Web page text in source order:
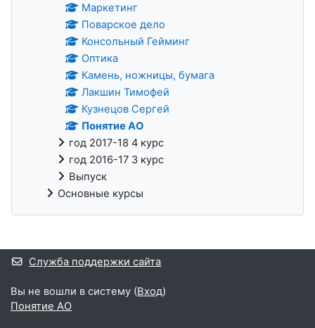
Маркетинг
Поварское дело
Консольный Гейминг
Оптика
Камень, ножницы, бумага
Лакшин Тимофей
Кузнецов Сергей
Понятие АО
год 2017-18 4 курс
год 2016-17 3 курс
Выпуск
Основные курсы
Дополнительные блоки
Служба поддержки сайта
Вы не вошли в систему (Вход)
Понятие АО